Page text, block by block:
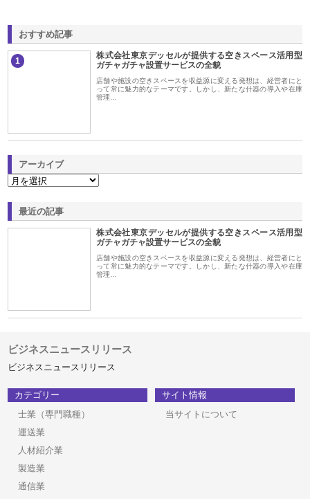
おすすめ記事
1
株式会社東京デッセルが提供する空きスペース活用型
ガチャガチャ設置サービスの全貌
店舗や施設の空きスペースを収益源に変える発想は、経営者にと
って常に魅力的なテーマです。しかし、新たな什器の導入や在庫
管理…
アーカイブ
最近の記事
株式会社東京デッセルが提供する空きスペース活用型
ガチャガチャ設置サービスの全貌
店舗や施設の空きスペースを収益源に変える発想は、経営者にと
って常に魅力的なテーマです。しかし、新たな什器の導入や在庫
管理…
ビジネスニュースリリース
ビジネスニュースリリース
カテゴリー
士業（専門職種）
運送業
人材紹介業
製造業
通信業
サイト情報
当サイトについて